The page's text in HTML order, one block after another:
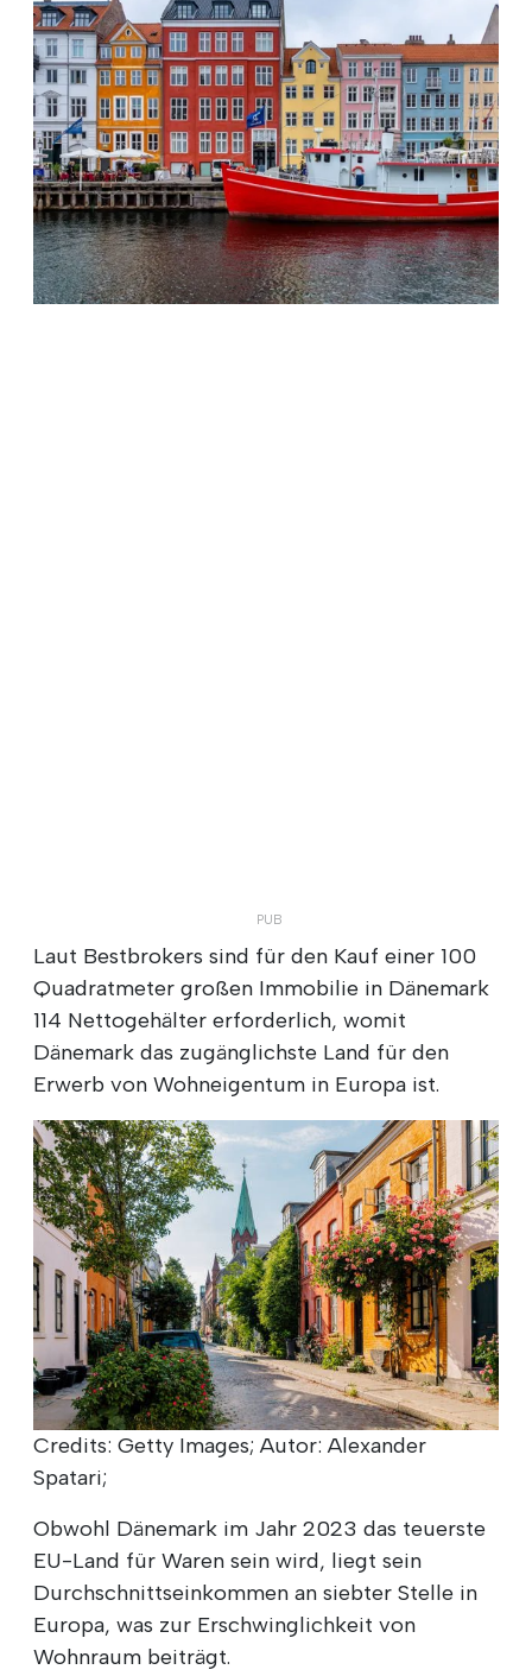
Laut Bestbrokers sind für den Kauf einer 100
Quadratmeter großen Immobilie in Dänemark
114 Nettogehälter erforderlich, womit
Dänemark das zugänglichste Land für den
Erwerb von Wohneigentum in Europa ist.
Credits: Getty Images; Autor: Alexander
Spatari;
Obwohl Dänemark im Jahr 2023 das teuerste
EU-Land für Waren sein wird, liegt sein
Durchschnittseinkommen an siebter Stelle in
Europa, was zur Erschwinglichkeit von
Wohnraum beiträgt.